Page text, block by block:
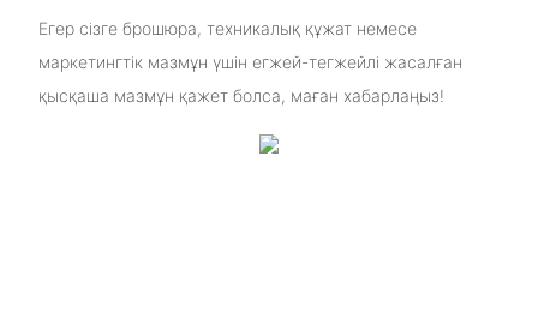
Егер сізге брошюра, техникалық құжат немесе
маркетингтік мазмұн үшін егжей-тегжейлі жасалған
қысқаша мазмұн қажет болса, маған хабарлаңыз!